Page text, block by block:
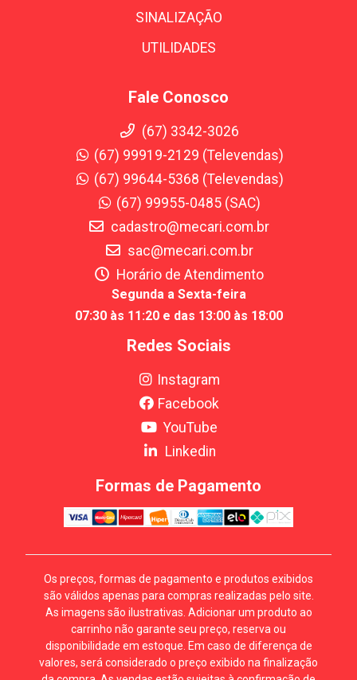
SINALIZAÇÃO
UTILIDADES
Fale Conosco
(67) 3342-3026
(67) 99919-2129 (Televendas)
(67) 99644-5368 (Televendas)
(67) 99955-0485 (SAC)
cadastro@mecari.com.br
sac@mecari.com.br
Horário de Atendimento
Segunda a Sexta-feira
07:30 às 11:20 e das 13:00 às 18:00
Redes Sociais
Instagram
Facebook
YouTube
Linkedin
Formas de Pagamento
Os preços, formas de pagamento e produtos exibidos
são válidos apenas para compras realizadas pelo site.
As imagens são ilustrativas. Adicionar um produto ao
carrinho não garante seu preço, reserva ou
disponibilidade em estoque. Em caso de diferença de
valores, será considerado o preço exibido na finalização